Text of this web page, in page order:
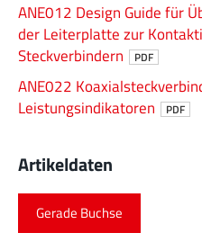
ANE012 Design Guide für
der Leiterplatte zur
Steckverbindern
PDF
ANE022
Leistungsindikatoren
PDF
Artikeldaten
Gerade Buchse